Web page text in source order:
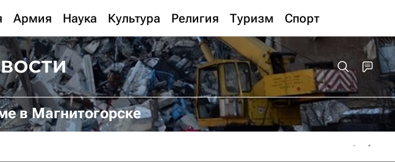
Армия Наука Культура Религия Туризм Спорт
в Магнитогорске